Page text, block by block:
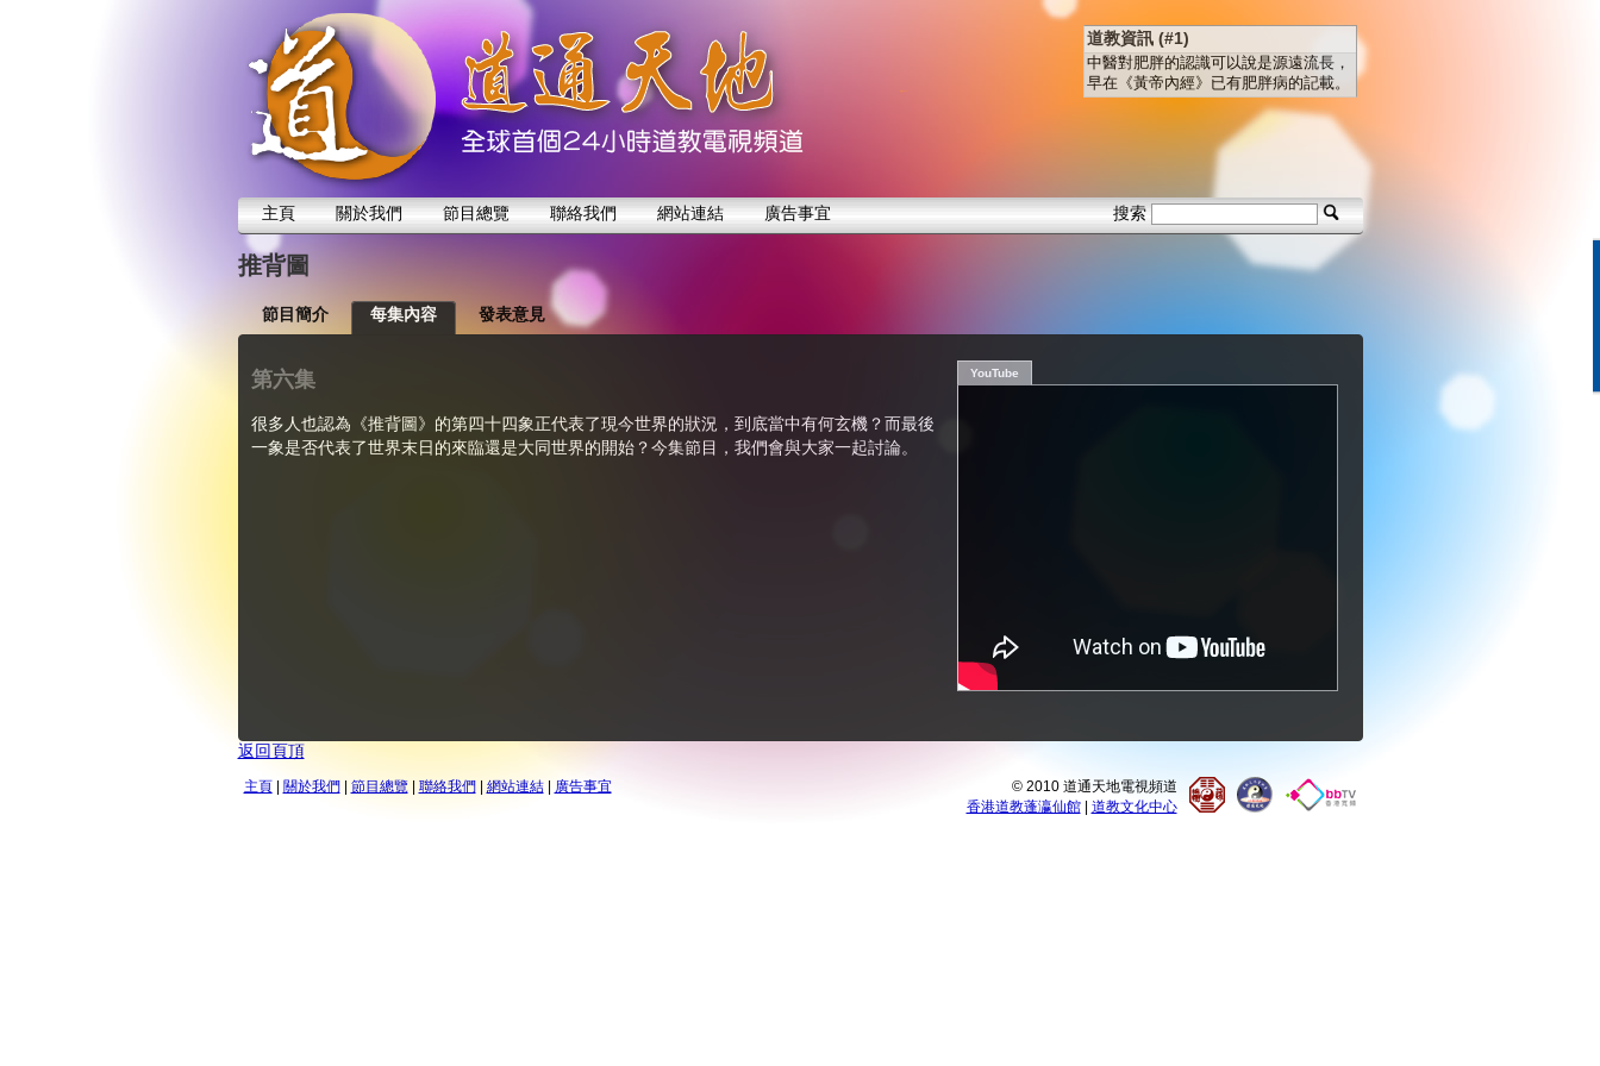
道教資訊 (#1)
中醫對肥胖的認識可以說是源遠流長，
早在《黃帝內經》已有肥胖病的記載。
主頁 關於我們 節目總覽 聯絡我們 網站連結 廣告事宜 搜索
推背圖
節目簡介 每集內容 發表意見
YouTube
第六集
很多人也認為《推背圖》的第四十四象正代表了現今世界的狀況，到底當中有何玄機？而最後
一象是否代表了世界末日的來臨還是大同世界的開始？今集節目，我們會與大家一起討論。
返回頁頂
主頁| 關於我們| 節目總覽| 聯絡我們| 網站連結| 廣告事宜
© 2010 道通天地電視頻道
香港道教蓬瀛仙館| 道教文化中心